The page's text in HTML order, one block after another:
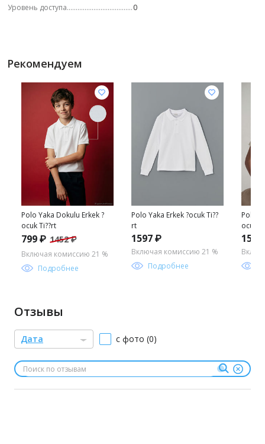
Уровень доступа
0
Рекомендуем
Polo Yaka Dokulu Erkek ?
ocuk Ti??rt
799 ₽ 1452 ₽
Включая комиссию 21 %
Подробнее
Polo Yaka Erkek ?ocuk Ti??
rt
1597 ₽
Включая комиссию 21 %
Подробнее
Polo
ocuk
Отзывы
Дата с фото (0)